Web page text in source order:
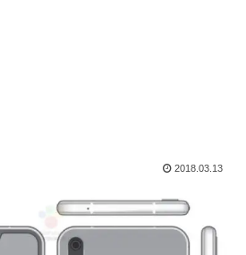
2018.03.13